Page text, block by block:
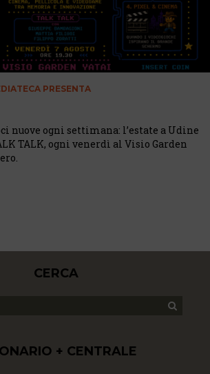
PRESENTA
nuove ogni settimana: l’estate a Udine
TALK, ogni venerdì al Visio Garden
CERCA
+ CENTRALE